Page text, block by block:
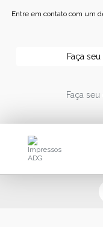
Entre em contato com um
Faça
Faça